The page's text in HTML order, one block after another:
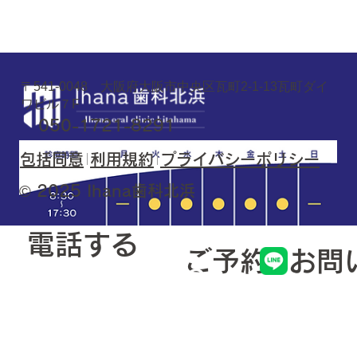
〒541-0048 大阪府大阪市中央区瓦町2-1-13瓦町ダイ
ワビル７F
050-1721-8291
包括同意 利用規約 プライバシーポリシー
© 2025 Ihana歯科北浜
​ご予約 お問
電話する
050-1721-8291